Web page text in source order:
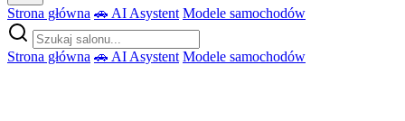
Strona główna 🚗 AI Asystent Modele samochodów
Strona główna 🚗 AI Asystent Modele samochodów